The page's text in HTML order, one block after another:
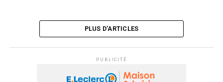
PLUS D’ARTICLES
PUBLICITÉ